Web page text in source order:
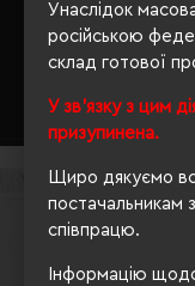
Унаслідок
російською
склад готової
У зв'язку з цим
призупинена.
Щиро дякуємо
постачальникам
співпрацю.
Інформацію
Кількість кольорів: 1
Модель:
51.65 грн